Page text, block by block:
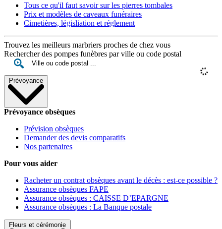
Tous ce qu'il faut savoir sur les pierres tombales
Prix et modèles de caveaux funéraires
Cimetières, législiation et réglement
Trouvez les meilleurs marbriers proches de chez vous
Rechercher des pompes funèbres par ville ou code postal
Prévoyance
Prévoyance obsèques
Prévision obsèques
Demander des devis comparatifs
Nos partenaires
Pour vous aider
Racheter un contrat obsèques avant le décès : est-ce possible ?
Assurance obsèques FAPE
Assurance obsèques : CAISSE D’EPARGNE
Assurance obsèques : La Banque postale
Fleurs et cérémonie